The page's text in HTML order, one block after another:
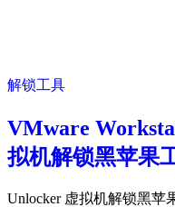
解锁工具
VMware
拟机解锁黑苹果
Unlocker 虚拟机解锁黑苹